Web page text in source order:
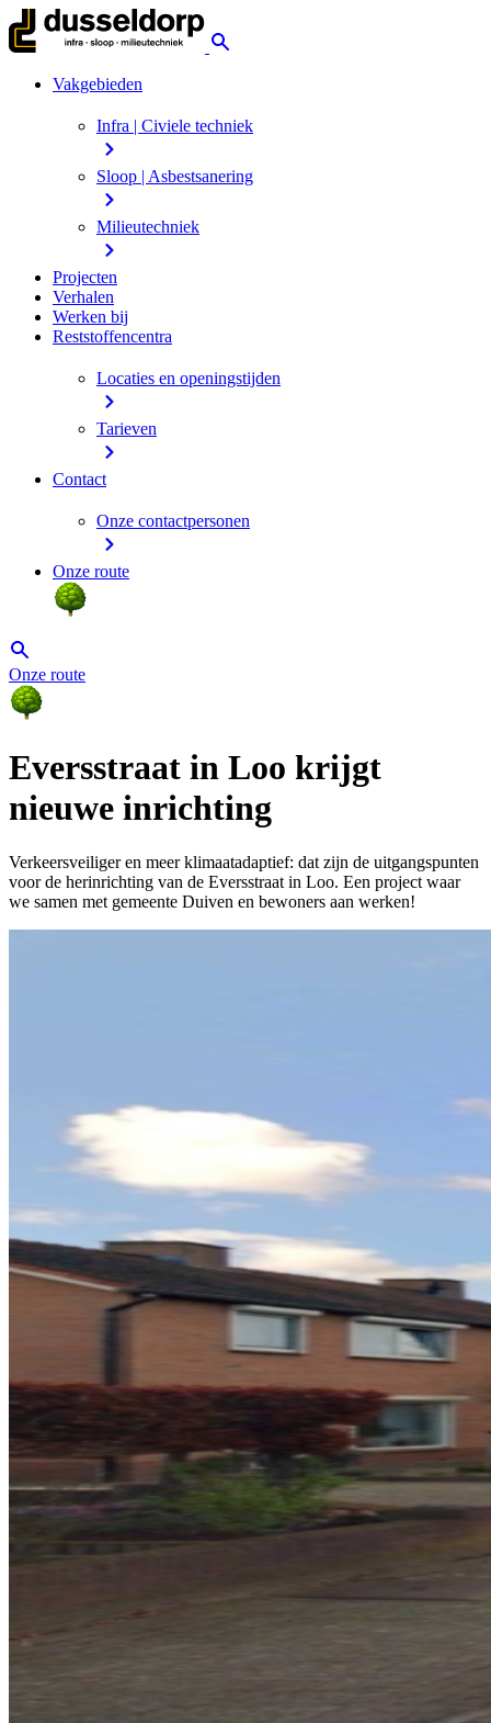
Vakgebieden
Infra | Civiele techniek
Sloop | Asbestsanering
Milieutechniek
Projecten
Verhalen
Werken bij
Reststoffencentra
Locaties en openingstijden
Tarieven
Contact
Onze contactpersonen
Onze route
Onze route
Eversstraat in Loo krijgt
nieuwe inrichting
Verkeersveiliger en meer klimaatadaptief: dat zijn de uitgangspunten
voor de herinrichting van de Eversstraat in Loo. Een project waar
we samen met gemeente Duiven en bewoners aan werken!